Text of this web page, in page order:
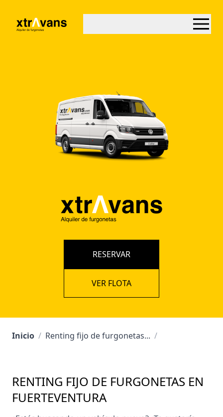
RESERVAR
VER FLOTA
Inicio / Renting fijo de furgonetas... /
RENTING FIJO DE FURGONETAS EN
FUERTEVENTURA